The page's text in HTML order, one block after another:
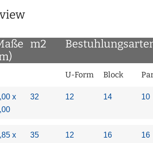
m2
U-Form Block
x
32 12 14 10
x
35 12 16 16